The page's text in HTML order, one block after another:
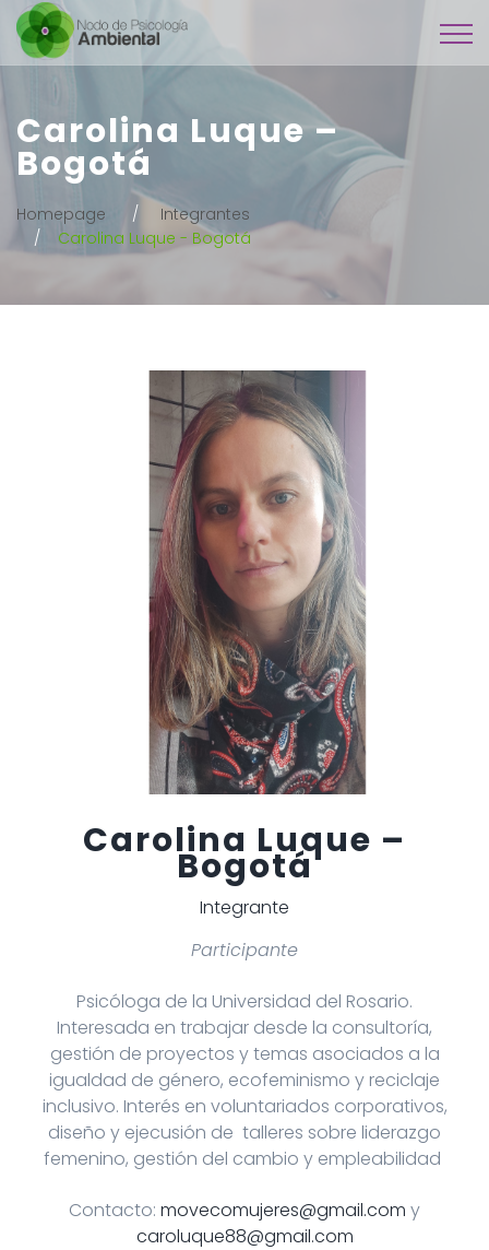
Carolina Luque –
Bogotá
Homepage
Integrantes
Carolina Luque - Bogotá
Carolina Luque –
Bogotá
Integrante
Participante
Psicóloga de la Universidad del Rosario.
Interesada en trabajar desde la consultoría,
gestión de proyectos y temas asociados a la
igualdad de género, ecofeminismo y reciclaje
inclusivo. Interés en voluntariados corporativos,
diseño y ejecusión de talleres sobre liderazgo
femenino, gestión del cambio y empleabilidad
Contacto: movecomujeres@gmail.com y
caroluque88@gmail.com